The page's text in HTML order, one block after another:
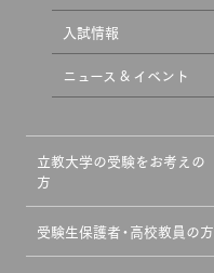
入試情報
ニュース & イベント
立教大学の受験をお考えの
方
受験生保護者・高校教員の方